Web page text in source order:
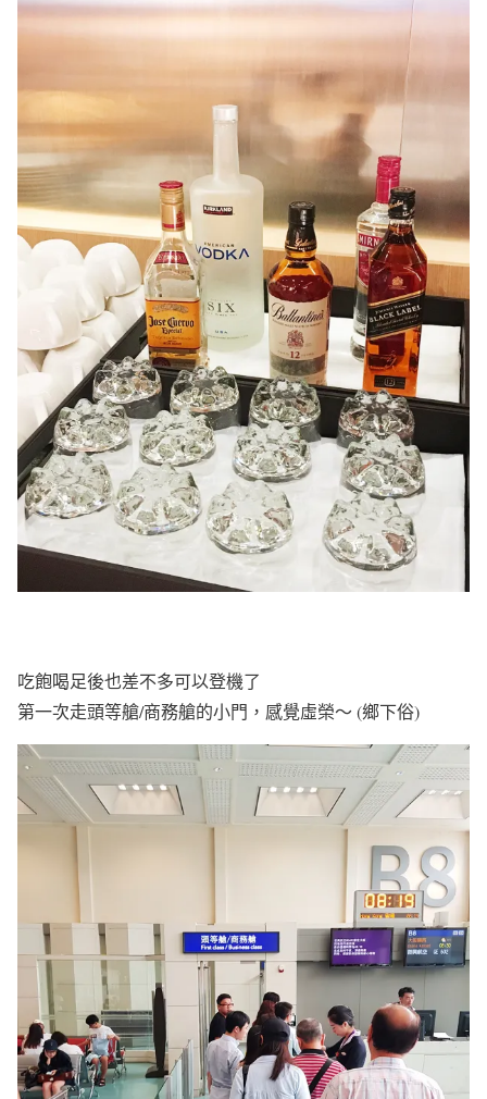
吃飽喝足後也差不多可以登機了
第一次走頭等艙/商務艙的小門，感覺虛榮～ (鄉下俗)